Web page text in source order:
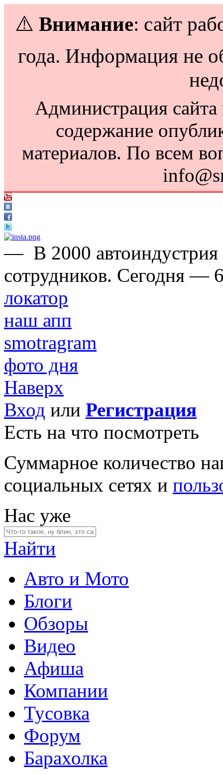
⚠️ Внимание: сайт
года. Информация не
Администрация сайта
содержание
материалов. По всем
— В 2000
сотрудников. Сегодня —
локатор
наш апп
smotragram
фото дня
Наверх
Вход или Регистрация
Есть на что посмотреть
Суммарное количество
социальных сетях и
Нас уже
Найти
Авто и Мото
Блоги
Обзоры
Видео
Афиша
Компании
Тусовка
Форум
Барахолка